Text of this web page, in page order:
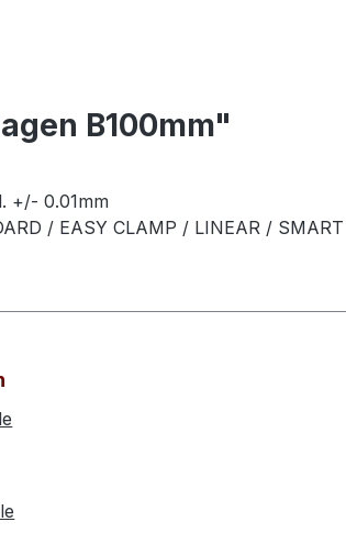
B100mm"
+/- 0.01mm
/ EASY CLAMP / LINEAR /